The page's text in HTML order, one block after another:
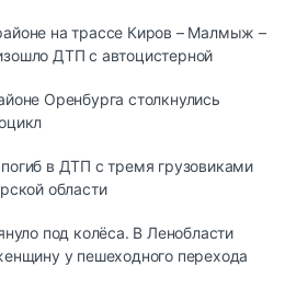
на трассе Киров – Малмыж –
ДТП с автоцистерной
Оренбурга столкнулись
в ДТП с тремя грузовиками
области
под колёса. В Ленобласти
у пешеходного перехода